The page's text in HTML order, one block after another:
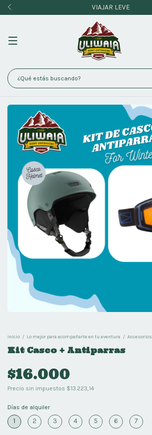
VIAJAR LEVE
Inicio / Lo mejor para acompañarte en tu aventura / Accesorios
Kit Casco + Antiparras
$16.000
Precio sin impuestos $13.223,14
Días de alquiler
1 2 3 4 5 6 7